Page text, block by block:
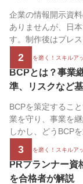
企業の情報開示資
ありませんが、日
す。制作後はプレス
2
広報の腕を磨く！スキルア
BCPとは？事業
準、リスクなど
BCPを策定するこ
業を守り、事業を
しかし、どうBCPを
3
広報の腕を磨く！スキルア
PRプランナー資
を合格者が解説